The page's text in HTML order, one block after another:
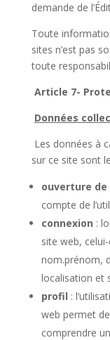
demande de
Toute
sites n’est pas
toute
Article 7-
Données
Les données à
sur ce site sont
ouverture de
compte de
connexion :
site web,
nom.prénom,
localisation et
profil :
web permet
comprendre